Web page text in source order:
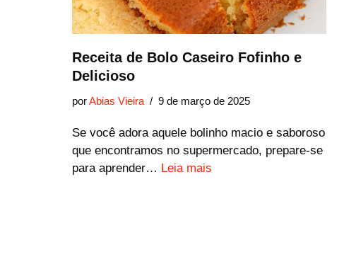
Receita de Bolo Caseiro Fofinho e
Delicioso
porAbias Vieira 9 de março de 2025
Se você adora aquele bolinho macio e saboroso
que encontramos no supermercado, prepare-se
para aprender… Leia mais